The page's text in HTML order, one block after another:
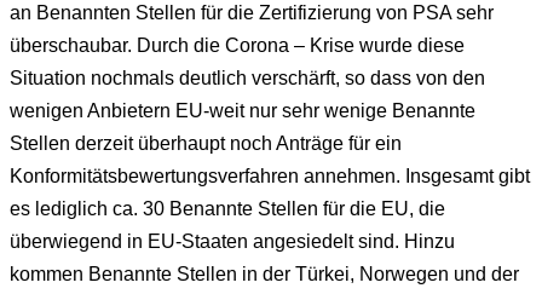
an Benannten Stellen für die Zertifizierung von PSA sehr
überschaubar. Durch die Corona – Krise wurde diese
Situation nochmals deutlich verschärft, so dass von den
wenigen Anbietern EU-weit nur sehr wenige Benannte
Stellen derzeit überhaupt noch Anträge für ein
Konformitätsbewertungsverfahren annehmen. Insgesamt gibt
es lediglich ca. 30 Benannte Stellen für die EU, die
überwiegend in EU-Staaten angesiedelt sind. Hinzu
kommen Benannte Stellen in der Türkei, Norwegen und der